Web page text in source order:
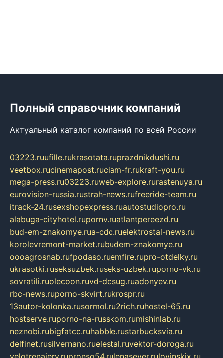
Полный справочник компаний
Актуальный каталог компаний по всей России
03223.ruufille.rukrasotata.ruprazdnikdushi.ru
veetbox.rucinemapost.ruciam-fr.rukraft-you.ru
mega-press.ru03223.ruweb-explore.rurastenuya.ru
eurovision-russia.rustrah-news.rufreeride-team.ru
itrack-24.rusexshopexpress.ruautostudiopro.ru
alabuga-cityhotel.rupornv.ruatlantpereezd.ru
bud-em-znakomye.rua-cdc.ruelektrostal-news.ru
korolevremont-market.rubudem-znakomye.ru
oooagrosnab.rufpodaso.ruemfire.rupro-otdelky.ru
ukrasotki.ruseksuzbek.ruseks-uzbek.ruporno-vk.ru
sovratili.ruolecoon.ruvd-dosug.ruadonyev.ru
rbc-news.ruporno-skvirt.rukrospr.ru
13autor-kolonka.rusormol.ru2rich.ruhostel-65.ru
hostserve.ruporno-na-russkom.rumishinlab.ru
neznobi.rubigfatcc.ruhabble.rustarbucksvia.ru
delfinet.rusilvernano.ruelestal.ruvektor-doroga.ru